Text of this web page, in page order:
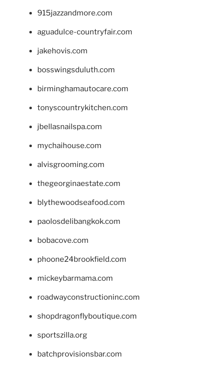
915jazzandmore.com
aguadulce-countryfair.com
jakehovis.com
bosswingsduluth.com
birminghamautocare.com
tonyscountrykitchen.com
jbellasnailspa.com
mychaihouse.com
alvisgrooming.com
thegeorginaestate.com
blythewoodseafood.com
paolosdelibangkok.com
bobacove.com
phoone24brookfield.com
mickeybarmama.com
roadwayconstructioninc.com
shopdragonflyboutique.com
sportszilla.org
batchprovisionsbar.com